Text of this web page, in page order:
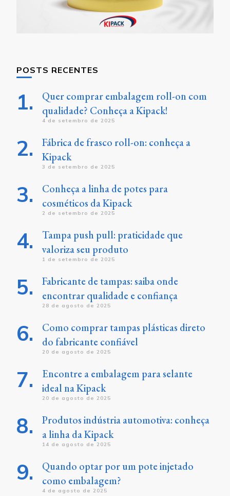
POSTS RECENTES
Quer comprar embalagem roll-on com
qualidade? Conheça a Kipack!
4 de setembro de 2025
Fábrica de frasco roll-on: conheça a
Kipack
3 de setembro de 2025
Conheça a linha de potes para
cosméticos da Kipack
2 de setembro de 2025
Tampa push pull: praticidade que
valoriza seu produto
1 de setembro de 2025
Fabricante de tampas: saiba onde
encontrar qualidade e confiança
28 de agosto de 2025
Como comprar tampas plásticas direto
do fabricante confiável
20 de agosto de 2025
Encontre a embalagem para selante
ideal na Kipack
20 de agosto de 2025
Produtos indústria automotiva: conheça
a linha da Kipack
14 de agosto de 2025
Quando optar por um pote injetado
como embalagem?
4 de agosto de 2025